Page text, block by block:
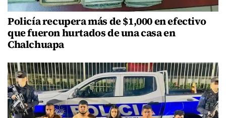
Policía recupera más de $1,000 en efectivo
que fueron hurtados de una casa en
Chalchuapa